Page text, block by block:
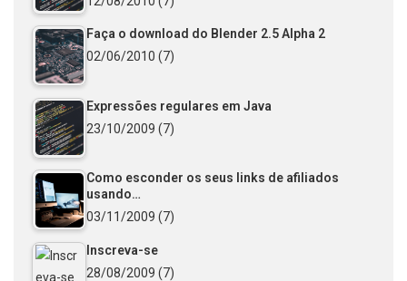
Faça o download do Blender 2.5 Alpha 2
02/06/2010 (7)
Expressões regulares em Java
23/10/2009 (7)
Como esconder os seus links de afiliados
usando…
03/11/2009 (7)
Inscreva-se
28/08/2009 (7)